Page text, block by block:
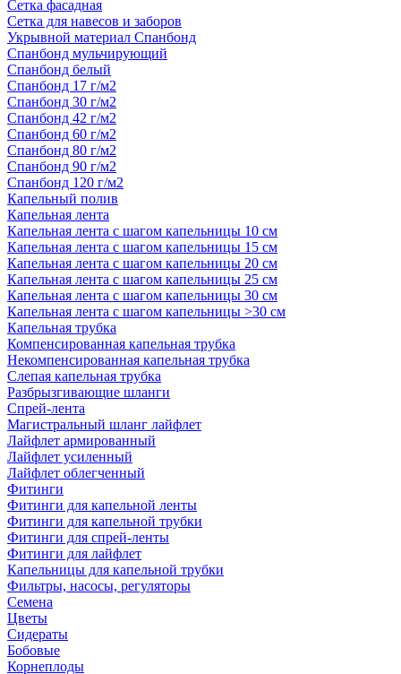
Сетка фасадная
Сетка для навесов и заборов
Укрывной материал Спанбонд
Спанбонд мульчирующий
Спанбонд белый
Спанбонд 17 г/м2
Спанбонд 30 г/м2
Спанбонд 42 г/м2
Спанбонд 60 г/м2
Спанбонд 80 г/м2
Спанбонд 90 г/м2
Спанбонд 120 г/м2
Капельный полив
Капельная лента
Капельная лента с шагом капельницы 10 см
Капельная лента с шагом капельницы 15 см
Капельная лента с шагом капельницы 20 см
Капельная лента с шагом капельницы 25 см
Капельная лента с шагом капельницы 30 см
Капельная лента с шагом капельницы >30 см
Капельная трубка
Компенсированная капельная трубка
Некомпенсированная капельная трубка
Слепая капельная трубка
Разбрызгивающие шланги
Спрей-лента
Магистральный шланг лайфлет
Лайфлет армированный
Лайфлет усиленный
Лайфлет облегченный
Фитинги
Фитинги для капельной ленты
Фитинги для капельной трубки
Фитинги для спрей-ленты
Фитинги для лайфлет
Капельницы для капельной трубки
Фильтры, насосы, регуляторы
Семена
Цветы
Сидераты
Бобовые
Корнеплоды